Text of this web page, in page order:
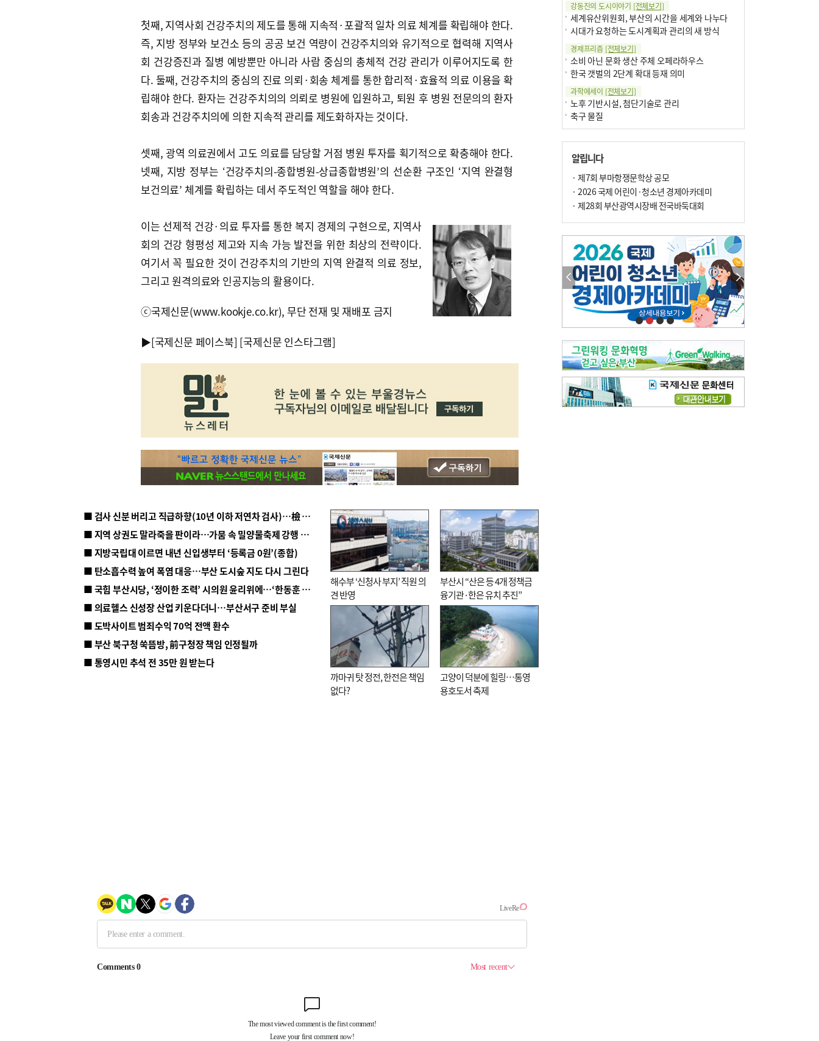
첫째, 지역사회 건강주치의 제도를 통해 지속적·포괄적 일차 의료 체계를 확립해야 한다.
즉, 지방 정부와 보건소 등의 공공 보건 역량이 건강주치의와 유기적으로 협력해 지역사
회 건강증진과 질병 예방뿐만 아니라 사람 중심의 총체적 건강 관리가 이루어지도록 한
다. 둘째, 건강주치의 중심의 진료 의뢰·회송 체계를 통한 합리적·효율적 의료 이용을 확
립해야 한다. 환자는 건강주치의의 의뢰로 병원에 입원하고, 퇴원 후 병원 전문의의 환자
회송과 건강주치의에 의한 지속적 관리를 제도화하자는 것이다.
셋째, 광역 의료권에서 고도 의료를 담당할 거점 병원 투자를 획기적으로 확충해야 한다.
넷째, 지방 정부는 ‘건강주치의-종합병원-상급종합병원’의 선순환 구조인 ‘지역 완결형
보건의료’ 체계를 확립하는 데서 주도적인 역할을 해야 한다.
이는 선제적 건강·의료 투자를 통한 복지 경제의 구현으로, 지역사
회의 건강 형평성 제고와 지속 가능 발전을 위한 최상의 전략이다.
여기서 꼭 필요한 것이 건강주치의 기반의 지역 완결적 의료 정보,
그리고 원격의료와 인공지능의 활용이다.
ⓒ국제신문(www.kookje.co.kr), 무단 전재 및 재배포 금지
▶[국제신문 페이스북] [국제신문 인스타그램]
■ 검사 신분 버리고 직급하향(10년 이하 저연차 검사)…檢 중수청행 기피
■ 지역 상권도 말라죽을 판이라…가뭄 속 밀양물축제 강행 논란
■ 지방국립대 이르면 내년 신입생부터 ‘등록금 0원’(종합)
■ 탄소흡수력 높여 폭염 대응…부산 도시숲 지도 다시 그린다
■ 국힘 부산시당, ‘정이한 조력’ 시의원 윤리위에…‘한동훈 지지’도 신고접수
■ 의료헬스 신성장 산업 키운다더니…부산서구 준비 부실
■ 도박사이트 범죄수익 70억 전액 환수
■ 부산 북구청 쑥뜸방, 前구청장 책임 인정될까
■ 통영시민 추석 전 35만 원 받는다
해수부 ‘신청사 부지’ 직원 의
견 반영
부산시 “산은 등 4개 정책금
융기관·한은 유치 추진”
까마귀 탓 정전, 한전은 책임
없다?
고양이 덕분에 힐링…통영
용호도서 축제
강동진의 도시이야기 [전체보기]
세계유산위원회, 부산의 시간을 세계와 나누다
시대가 요청하는 도시계획과 관리의 새 방식
경제프리즘 [전체보기]
소비 아닌 문화 생산 주체 오페라하우스
한국 갯벌의 2단계 확대 등재 의미
과학에세이 [전체보기]
노후 기반시설, 첨단기술로 관리
축구 물질
부정선거
선관위와 尹의 ‘0점 답안’
기고[전체보기]
대학과 지역 ‘연결’이 지역혁신이다
오페라 지휘자는 골을 넣지 않는다
엘리트 자평해온 市 공무원…생중계 회의서 능력 입증을
김준희의 클래식 인사이트[전체보기]
여름날의 애상, 왈츠
빛나는 꿈의 계절, 4월의 노래
김지윤의 우리음악 이야기[전체보기]
세종시대 음악이 전해진 이유
영산회상, 불교음악에서 풍류음악으로
뉴스와 현장[전체보기]
‘800조 투자’ 희비 가른 재생에너지
뜨거워지는 바다, 북쪽으로 열리는 항로
데스크시각[전체보기]
물은 행정구역 경계를 따라 흐르지 않는다
알립니다
· 제7회 부마항쟁문학상 공모
· 2026 국제 어린이·청소년 경제아카데미
· 제28회 부산광역시장배 전국바둑대회